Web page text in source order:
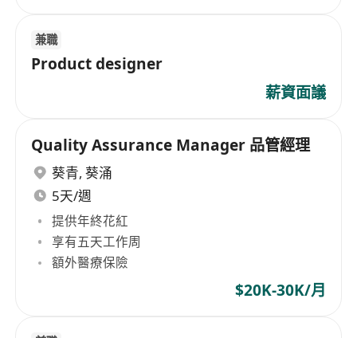
兼職
Product designer
薪資面議
Quality Assurance Manager 品管經理
葵青, 葵涌
5天/週
提供年終花紅
享有五天工作周
額外醫療保險
$20K-30K/月